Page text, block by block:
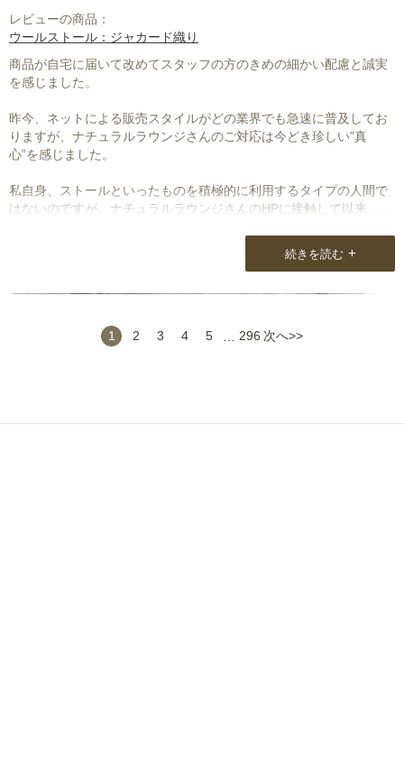
レビューの商品：
ウールストール：ジャカード織り
商品が自宅に届いて改めてスタッフの方のきめの細かい配慮と誠実
を感じました。
昨今、ネットによる販売スタイルがどの業界でも急速に普及してお
りますが、ナチュラルラウンジさんのご対応は今どき珍しい”真
心”を感じました。
私自身、ストールといったものを積極的に利用するタイプの人間で
はないのですが、ナチュラルラウンジさんのHPに接触して以来、お
今後も他社さんにはない商品も含めてさらなる有益な情報を発信し
続きを読む +
1 2 3 4 5 296 次へ>>